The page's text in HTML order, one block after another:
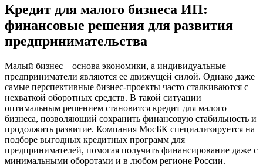
Кредит для малого бизнеса ИП:
финансовые решения для развития
предпринимательства
Малый бизнес – основа экономики, а индивидуальные
предприниматели являются ее движущей силой. Однако даже
самые перспективные бизнес-проекты часто сталкиваются с
нехваткой оборотных средств. В такой ситуации
оптимальным решением становится кредит для малого
бизнеса, позволяющий сохранить финансовую стабильность и
продолжить развитие. Компания МосБК специализируется на
подборе выгодных кредитных программ для
предпринимателей, помогая получить финансирование даже с
минимальными оборотами и в любом регионе России.